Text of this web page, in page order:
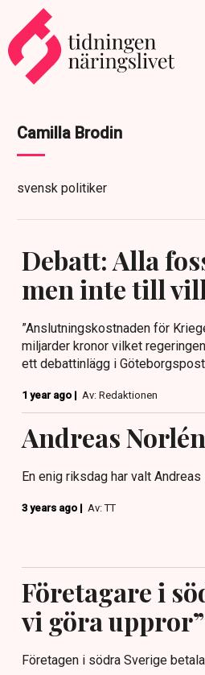
Camilla Brodin
svensk politiker
Debatt: Alla
men inte till
”Anslutningskostnaden för
miljarder kronor vilket
ett debattinlägg i
1 year ago | Av: Redaktionen
Andreas
En enig riksdag har valt
3 years ago | Av: TT
Företagare i
vi göra uppror”
Företagen i södra Sverige